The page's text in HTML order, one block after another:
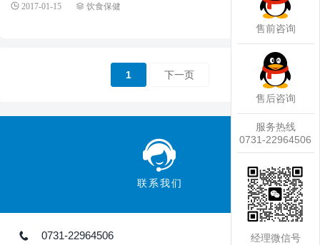
2017-01-15 饮食保健
1 下一页
联系我们
0731-22964506
售前咨询
售后咨询
服务热线
0731-22964506
经理微信号